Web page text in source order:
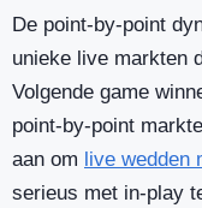
De point-by-point
unieke live markten
Volgende game
point-by-point
aan om live wedden
serieus met in-play